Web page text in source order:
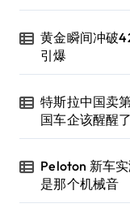
黄金瞬间冲破
引爆
特斯拉中国卖
国车企该醒醒了
Peloton 新车
是那个机械音